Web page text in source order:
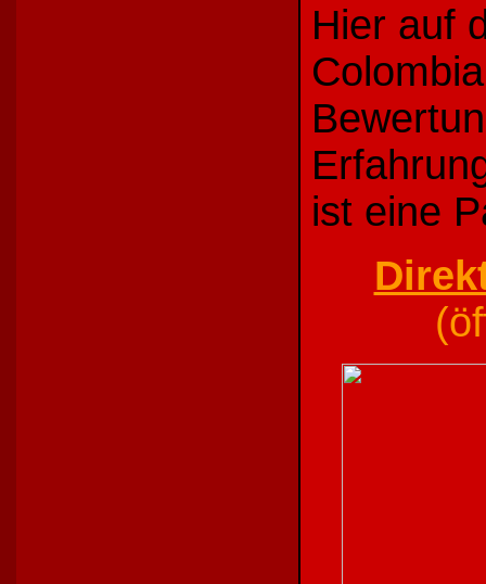
Hier auf
ist eine